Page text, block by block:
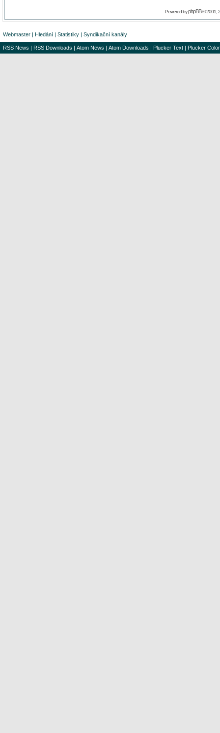
Powered byphpBB© 2001,
Webmaster | Hledání | Statistiky | Syndikační kanály
RSS News | RSS Downloads | Atom News | Atom Downloads | Plucker Text | Plucker Color